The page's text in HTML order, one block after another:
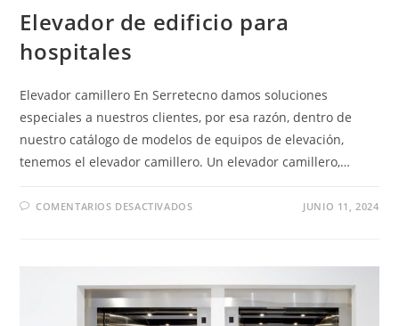
Elevador de edificio para
hospitales
Elevador camillero En Serretecno damos soluciones
especiales a nuestros clientes, por esa razón, dentro de
nuestro catálogo de modelos de equipos de elevación,
tenemos el elevador camillero. Un elevador camillero,…
COMENTARIOS DESACTIVADOSEN JUNIO 11, 2024